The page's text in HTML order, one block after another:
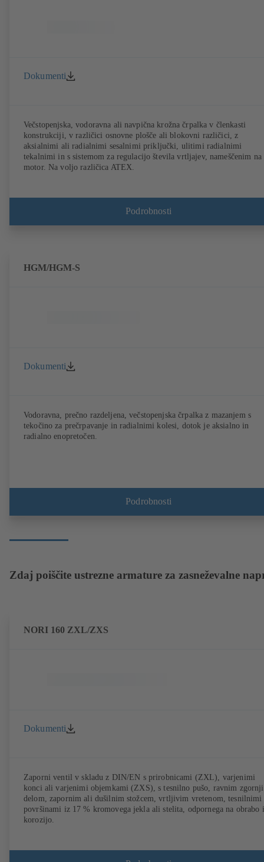
Dokumenti
Večstopenjska, vodoravna ali navpična krožna črpalka v členkasti
konstrukciji, v različici osnovne plošče ali blokovni različici, z
aksialnimi ali radialnimi sesalnimi priključki, ulitimi radialnimi
tekalnimi in s sistemom za regulacijo števila vrtljajev, nameščenim na
motor. Na voljo različica ATEX.
Podrobnosti
HGM/HGM-S
Dokumenti
Vodoravna, prečno razdeljena, večstopenjska črpalka z mazanjem s
tekočino za prečrpavanje in radialnimi kolesi, dotok je aksialno in
radialno enopretočen.
Podrobnosti
Zdaj poiščite ustrezne armature za zasneževalne
NORI 160 ZXL/ZXS
Dokumenti
Zaporni ventil v skladu z DIN/EN s prirobnicami (ZXL), varjenimi
konci ali varjenimi objemkami (ZXS), s tesnilno pušo, ravnim
delom, zapornim ali dušilnim stožcem, vrtljivim vretenom, tesnilnimi
površinami iz 17 % kromovega jekla ali stelita, odpornega na obrabo
korozijo.